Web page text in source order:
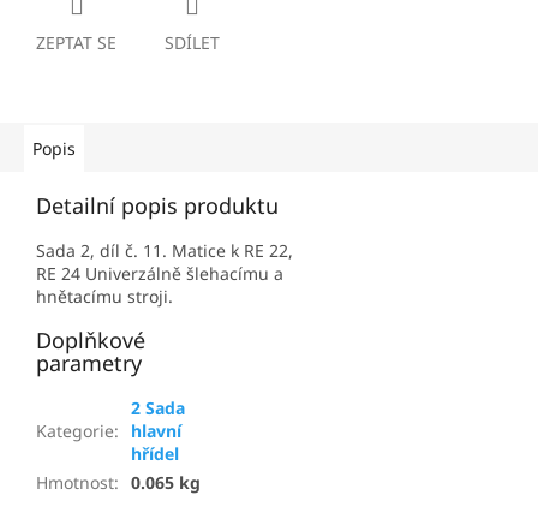
ZEPTAT SE SDÍLET
Popis
Detailní popis produktu
Sada 2, díl č. 11. Matice k RE 22,
RE 24 Univerzálně šlehacímu a
hnětacímu stroji.
Doplňkové
parametry
Kategorie:
2 Sada
hlavní
hřídel
Hmotnost: 0.065 kg